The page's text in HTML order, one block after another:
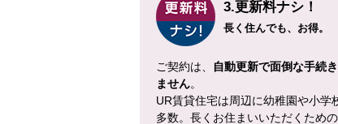
3.更新料ナシ！
長く住んでも、お得。
ご契約は、
自動更新で面倒な手続
ません。
UR賃貸住宅は周辺に幼稚園や小学
多数。長くお住まいいただくため